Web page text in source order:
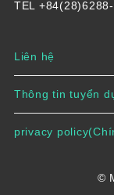
TEL
Liên hệ
Thông tin tuyển
privacy
©